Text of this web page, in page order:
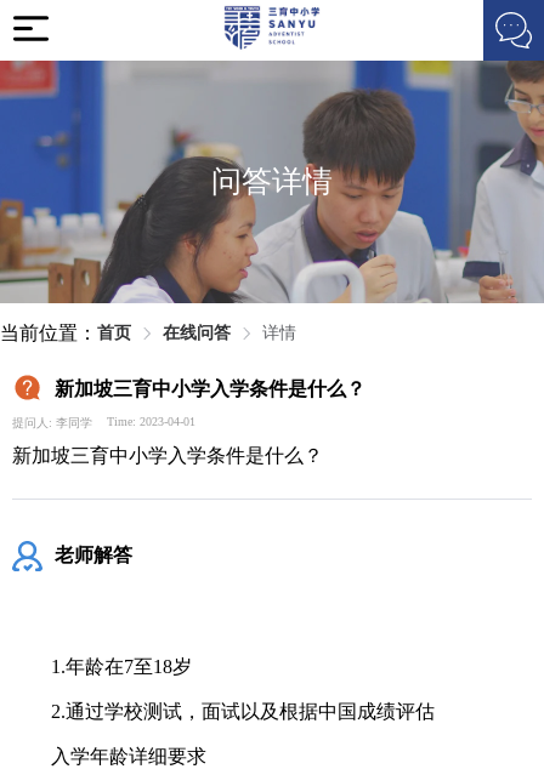
问答详情
当前位置： 首页 在线问答 详情
新加坡三育中小学入学条件是什么？
提问人: 李同学 Time: 2023-04-01
新加坡三育中小学入学条件是什么？
老师解答
1.年龄在7至18岁
2.通过学校测试，面试以及根据中国成绩评估
入学年龄详细要求